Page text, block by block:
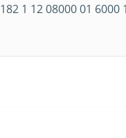
182 1 12 08000 01 6000